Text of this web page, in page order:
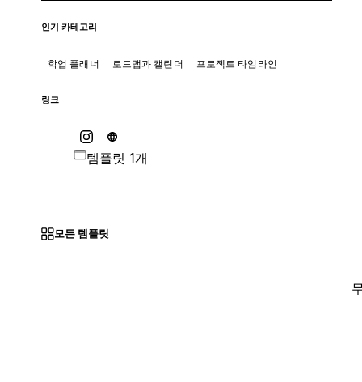
인기 카테고리
학업 플래너 로드맵과 캘린더 프로젝트 타임라인
링크
템플릿 1개
모든 템플릿